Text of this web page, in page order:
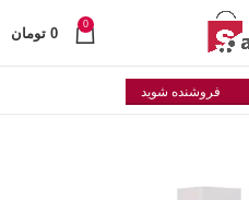
0
0 تومان
فروشنده شوید